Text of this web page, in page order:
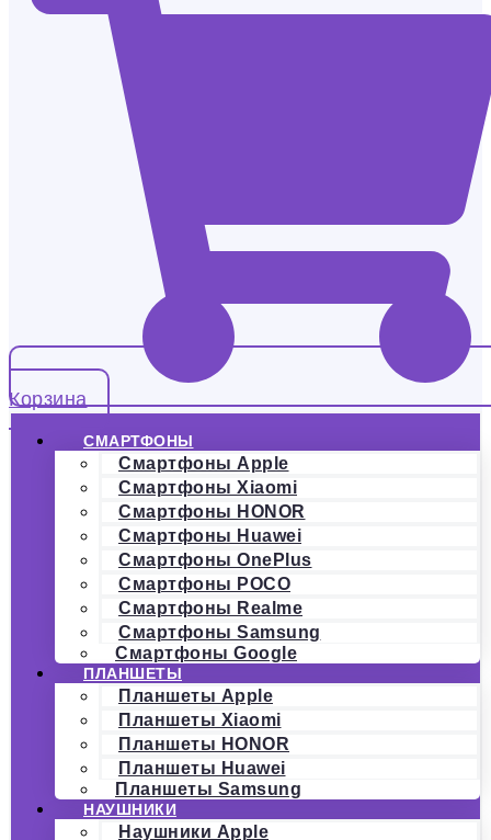
Корзина
СМАРТФОНЫ
Смартфоны Apple
Смартфоны Xiaomi
Смартфоны HONOR
Смартфоны Huawei
Смартфоны OnePlus
Смартфоны POCO
Смартфоны Realme
Смартфоны Samsung
Смартфоны Google
ПЛАНШЕТЫ
Планшеты Apple
Планшеты Xiaomi
Планшеты HONOR
Планшеты Huawei
Планшеты Samsung
НАУШНИКИ
Наушники Apple